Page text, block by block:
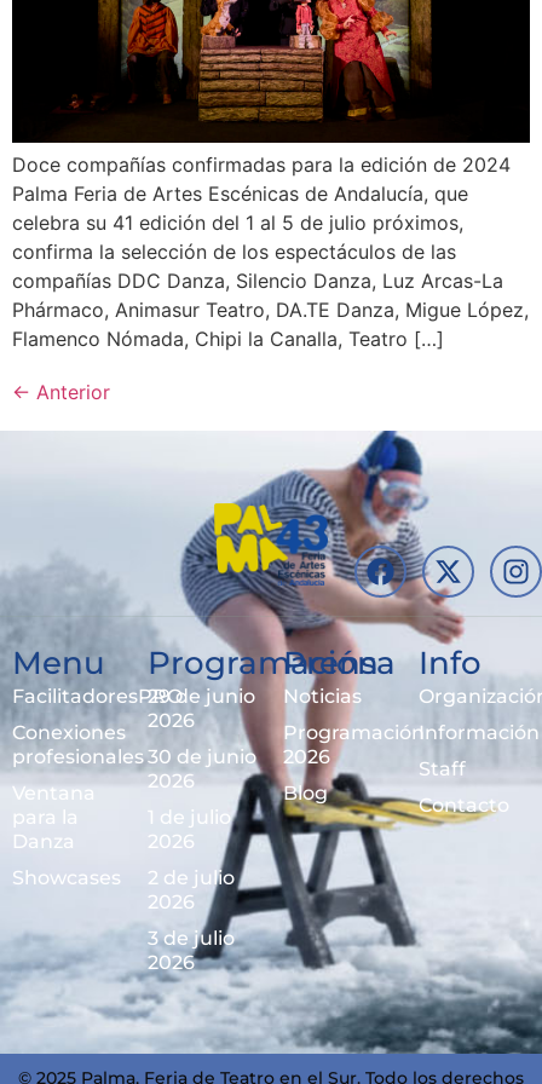
Doce compañías confirmadas para la edición de 2024
Palma Feria de Artes Escénicas de Andalucía, que
celebra su 41 edición del 1 al 5 de julio próximos,
confirma la selección de los espectáculos de las
compañías DDC Danza, Silencio Danza, Luz Arcas-La
Phármaco, Animasur Teatro, DA.TE Danza, Migue López,
Flamenco Nómada, Chipi la Canalla, Teatro […]
← Anterior
Menu
FacilitadoresPRO
Conexiones
profesionales
Ventana
para la
Danza
Showcases
Programación
29 de junio
2026
30 de junio
2026
1 de julio
2026
2 de julio
2026
3 de julio
2026
Prensa
Noticias
Programación
2026
Blog
Info
Información
Staff
Contacto
© 2025 Palma, Feria de Teatro en el Sur. Todo los derechos